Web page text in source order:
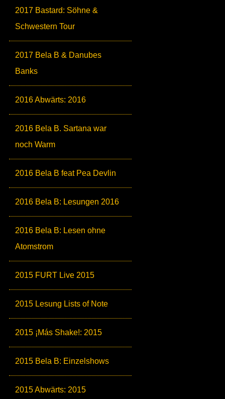
2017 Bastard: Söhne &
Schwestern Tour
2017 Bela B & Danubes
Banks
2016 Abwärts: 2016
2016 Bela B. Sartana war
noch Warm
2016 Bela B feat Pea Devlin
2016 Bela B: Lesungen 2016
2016 Bela B: Lesen ohne
Atomstrom
2015 FURT Live 2015
2015 Lesung Lists of Note
2015 ¡Más Shake!: 2015
2015 Bela B: Einzelshows
2015 Abwärts: 2015